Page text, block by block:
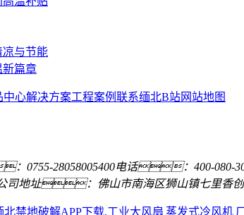
与节能
篇章
中心解决方案工程案例 联系缅北B站网站地图
：0755-28058005400电话：400-080-
司地址：佛山市南海区狮山镇七里香
北禁地破解APP下载,工业大风扇 蒸发式冷风机